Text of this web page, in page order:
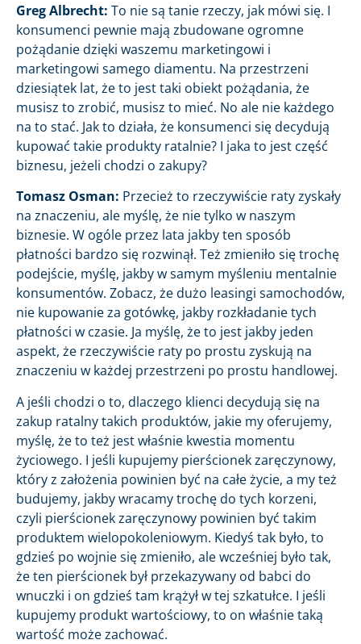
Greg Albrecht: To nie są tanie rzeczy, jak mówi się. I
konsumenci pewnie mają zbudowane ogromne
pożądanie dzięki waszemu marketingowi i
marketingowi samego diamentu. Na przestrzeni
dziesiątek lat, że to jest taki obiekt pożądania, że
musisz to zrobić, musisz to mieć. No ale nie każdego
na to stać. Jak to działa, że konsumenci się decydują
kupować takie produkty ratalnie? I jaka to jest część
biznesu, jeżeli chodzi o zakupy?
Tomasz Osman: Przecież to rzeczywiście raty zyskały
na znaczeniu, ale myślę, że nie tylko w naszym
biznesie. W ogóle przez lata jakby ten sposób
płatności bardzo się rozwinął. Też zmieniło się trochę
podejście, myślę, jakby w samym myśleniu mentalnie
konsumentów. Zobacz, że dużo leasingi samochodów,
nie kupowanie za gotówkę, jakby rozkładanie tych
płatności w czasie. Ja myślę, że to jest jakby jeden
aspekt, że rzeczywiście raty po prostu zyskują na
znaczeniu w każdej przestrzeni po prostu handlowej.
A jeśli chodzi o to, dlaczego klienci decydują się na
zakup ratalny takich produktów, jakie my oferujemy,
myślę, że to też jest właśnie kwestia momentu
życiowego. I jeśli kupujemy pierścionek zaręczynowy,
który z założenia powinien być na całe życie, a my też
budujemy, jakby wracamy trochę do tych korzeni,
czyli pierścionek zaręczynowy powinien być takim
produktem wielopokoleniowym. Kiedyś tak było, to
gdzieś po wojnie się zmieniło, ale wcześniej było tak,
że ten pierścionek był przekazywany od babci do
wnuczki i on gdzieś tam krążył w tej szkatułce. I jeśli
kupujemy produkt wartościowy, to on właśnie taką
wartość może zachować.